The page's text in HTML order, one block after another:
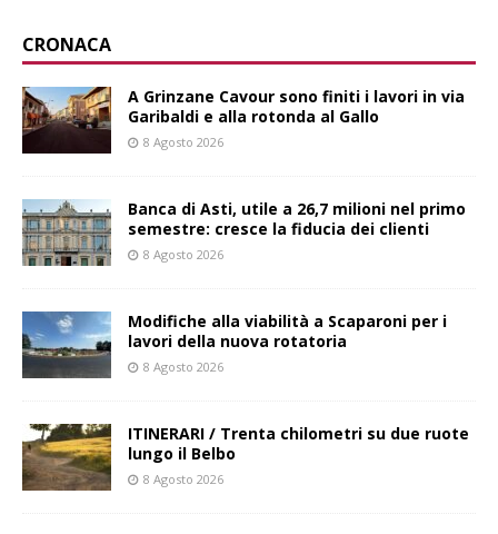
CRONACA
A Grinzane Cavour sono finiti i lavori in via
Garibaldi e alla rotonda al Gallo
8 Agosto 2026
Banca di Asti, utile a 26,7 milioni nel primo
semestre: cresce la fiducia dei clienti
8 Agosto 2026
Modifiche alla viabilità a Scaparoni per i
lavori della nuova rotatoria
8 Agosto 2026
ITINERARI / Trenta chilometri su due ruote
lungo il Belbo
8 Agosto 2026